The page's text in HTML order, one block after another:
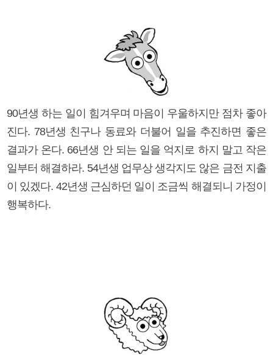
90년생 하는 일이 힘겨우며 마음이 우울하지만 점차 좋아
진다. 78년생 친구나 동료와 더불어 일을 추진하면 좋은
결과가 온다. 66년생 안 되는 일을 억지로 하지 말고 작은
일부터 해결하라. 54년생 업무상 생각지도 않은 금전 지출
이 있겠다. 42년생 근심하던 일이 조금씩 해결되니 가정이
행복하다.